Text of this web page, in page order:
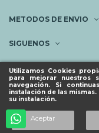
Utilizamos Cookies
para mejorar nuestros
navegación. Si
instalación de las
su instalación.
Aceptar
METODOS DE ENVIO
SIGUENOS
NEWSLETTER